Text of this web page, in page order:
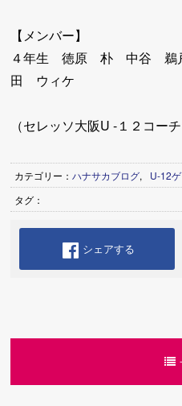
【メンバー】
４年生 徳原 朴 中谷
田 ウィケ
（セレッソ大阪U -１２コー
カテゴリー：ハナサカブログ,
U-12
タグ：
シェアする